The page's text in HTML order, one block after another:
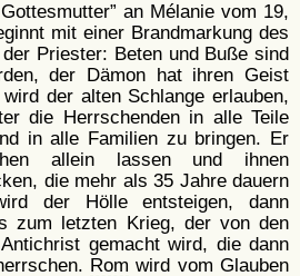
an Mélanie vom 19,
mit einer Brandmarkung des
Priester: Beten und Buße sind
der Dämon hat ihren Geist
der alten Schlange erlauben,
die Herrschenden in alle Teile
in alle Familien zu bringen. Er
allein lassen und ihnen
die mehr als 35 Jahre dauern
der Hölle entsteigen, dann
zum letzten Krieg, der von den
gemacht wird, die dann
Rom wird vom Glauben